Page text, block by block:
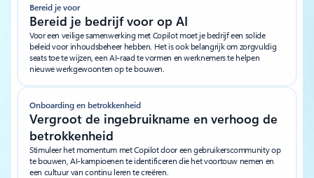
Bereid je voor
Bereid je bedrijf voor op AI
Voor een veilige samenwerking met Copilot moet je bedrijf een solide
beleid voor inhoudsbeheer hebben. Het is ook belangrijk om zorgvuldig
seats toe te wijzen, een AI-raad te vormen en werknemers te helpen
nieuwe werkgewoonten op te bouwen.
Onboarding en betrokkenheid
Vergroot de ingebruikname en verhoog de
betrokkenheid
Stimuleer het momentum met Copilot door een gebruikerscommunity op
te bouwen, AI-kampioenen te identificeren die het voortouw nemen en
een cultuur van continu leren te creëren.